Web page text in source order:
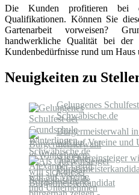
Die Kunden profitieren bei
Qualifikationen. Können Sie
Gartenarbeit vorweisen?
handwerkliche Qualität bei
Kundenbedürfnisse rund um Haus
Neuigkeiten zu
Gelungenes
Schwäbische.de
Bürgermeisterwahl
will auf Vereine und
Als Quereinsteiger
Schwäbische.de